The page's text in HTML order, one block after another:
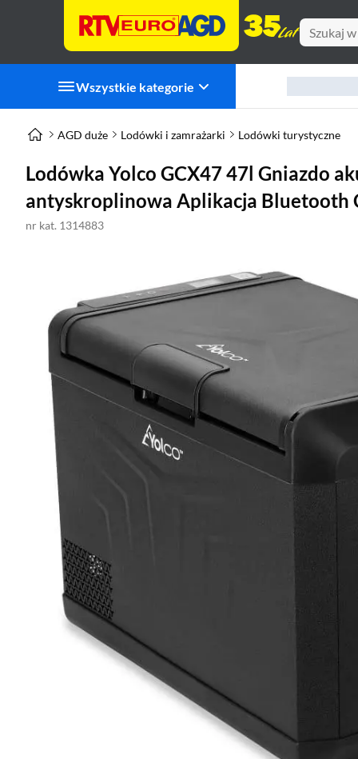
Wszystkie kategorie
AGD duże Lodówki i zamrażarki Lodówki turystyczne
Lodówka Yolco GCX47 47l Gniazdo
antyskroplinowa Aplikacja Bluetooth
nr kat. 1314883